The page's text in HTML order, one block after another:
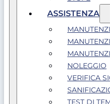
ASSISTENZA
NOLEGGIO
VERIFICA
TEST DI